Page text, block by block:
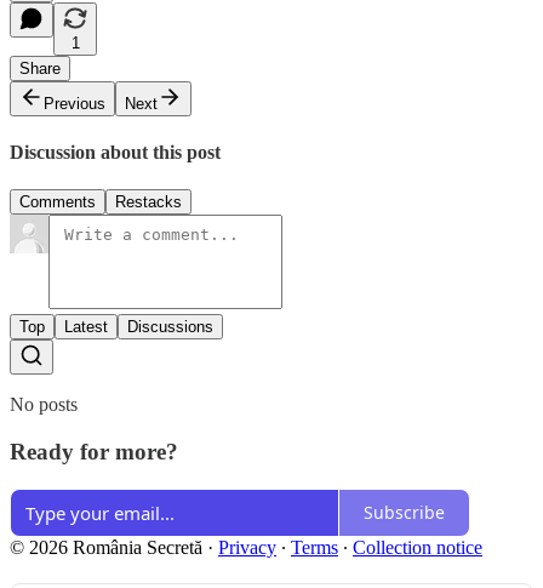
1
Share
Previous
Next
Discussion about this post
Comments Restacks
Top Latest Discussions
No posts
Ready for more?
Subscribe
© 2026 România Secretă · Privacy ∙ Terms ∙ Collection notice